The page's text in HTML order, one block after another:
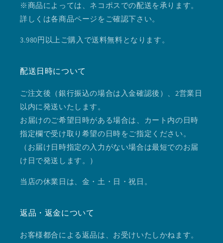
※商品によっては、ネコポスでの配送を承ります。
詳しくは各商品ページをご確認下さい。
3.980円以上ご購入で送料無料となります。
配送日時について
ご注文後（銀行振込の場合は入金確認後）、2営業日
以内に発送いたします。
お届けのご希望日時がある場合は、カート内の日時
指定欄で受け取り希望の日時をご指定ください。
（お届け日時指定の入力がない場合は最短でのお届
け日で発送します。）
当店の休業日は、金・土・日・祝日。
返品・返金について
お客様都合による返品は、お受けいたしかねます。